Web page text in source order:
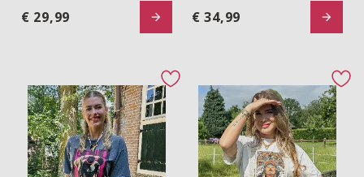
€ 29,99 € 34,99
favorite button